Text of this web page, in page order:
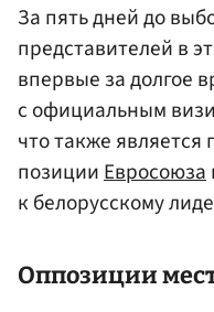
За пять дней до
представителей в
впервые за долгое
с официальным
что также
позиции Евросоюза
к белорусскому
Оппозиции